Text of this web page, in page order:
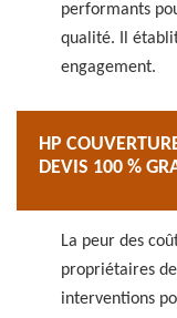
performants
qualité. Il
engagement.
HP
DEVIS 100 %
La peur des
propriétaires
interventions